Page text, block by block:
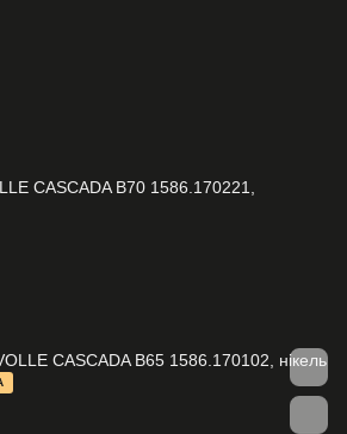
CASCADA B70 1586.170221,